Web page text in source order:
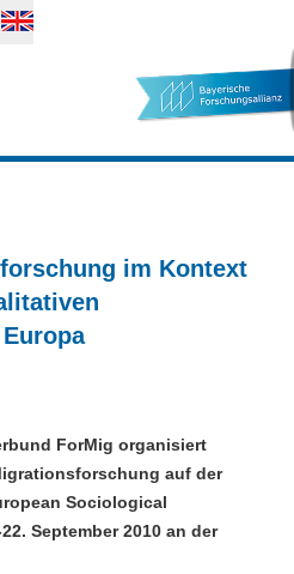
im Kontext
ForMig organisiert
auf der
Sociological
September 2010 an der